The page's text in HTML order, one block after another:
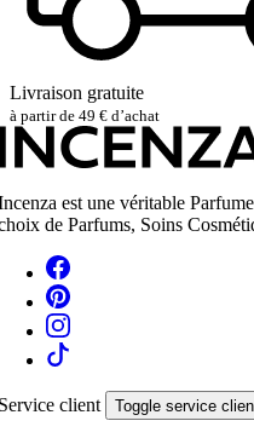
Livraison gratuite
à partir de 49 € d’achat
est une véritable
de Parfums, Soins
client Toggle service